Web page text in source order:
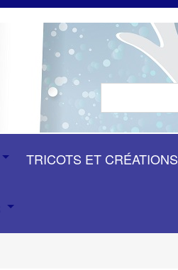
TRICOTS ET CRÉATIONS